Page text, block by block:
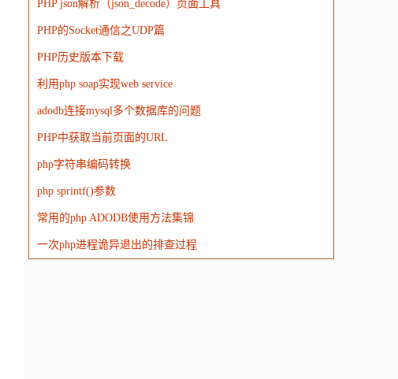
PHP json解析（json_decode）页面工具
PHP的Socket通信之UDP篇
PHP历史版本下载
利用php soap实现web service
adodb连接mysql多个数据库的问题
PHP中获取当前页面的URL
php字符串编码转换
php sprintf()参数
常用的php ADODB使用方法集锦
一次php进程诡异退出的排查过程